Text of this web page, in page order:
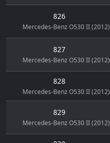
826
Mercedes-Benz O530 II (2012)
827
Mercedes-Benz O530 II (2012)
828
Mercedes-Benz O530 II (2012)
829
Mercedes-Benz O530 II (2012)